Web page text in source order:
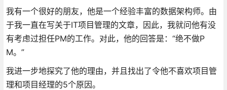
我有一个很好的朋友，他是一个经验丰富的数据架构师。由
于我一直在写关于IT项目管理的文章，因此，我就问他有没
有考虑过担任PM的工作。对此，他的回答是：“绝不做P
M。”
我进一步地探究了他的理由，并且找出了令他不喜欢项目管
理和项目经理的5个原因。